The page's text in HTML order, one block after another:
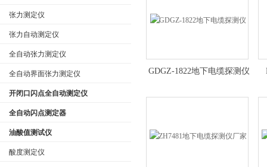
张力测定仪
张力自动测定仪
全自动张力测定仪
全自动界面张力测定仪
开闭口闪点全自动测定仪
全自动闪点测定器
油酸值测试仪
酸度测定仪
GDGZ-1822地下电缆探测仪